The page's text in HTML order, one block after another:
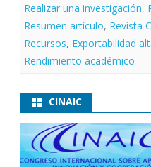
Realizar una investigación,
Resumen artículo, Revista
Recursos, Exportabilidad
Rendimiento académico
CINAIC